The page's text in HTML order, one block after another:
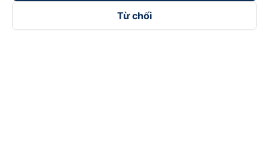
Từ chối